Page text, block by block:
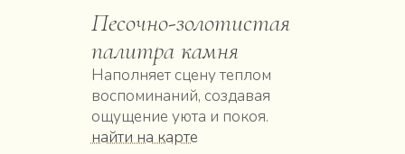
Песочно-золотистая
палитра камня
Наполняет сцену теплом
воспоминаний, создавая
ощущение уюта и покоя.
найти на карте